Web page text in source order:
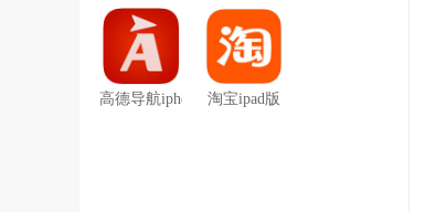
高德导航iphone版淘宝ipad版